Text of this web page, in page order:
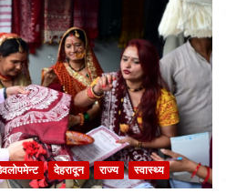
देहरादून राज्य स्वास्थ्य